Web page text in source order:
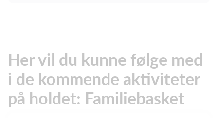
Her vil du kunne følge med
i de kommende aktiviteter
på holdet: Familiebasket